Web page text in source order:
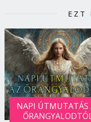
EZT
NAPI ÚTMUTATÁS